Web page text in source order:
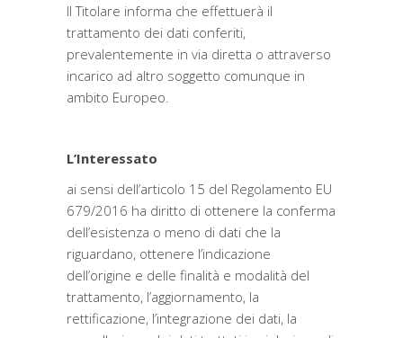
Il Titolare informa che effettuerà il
trattamento dei dati conferiti,
prevalentemente in via diretta o attraverso
incarico ad altro soggetto comunque in
ambito Europeo.
L’Interessato
ai sensi dell’articolo 15 del Regolamento EU
679/2016 ha diritto di ottenere la conferma
dell’esistenza o meno di dati che la
riguardano, ottenere l’indicazione
dell’origine e delle finalità e modalità del
trattamento, l’aggiornamento, la
rettificazione, l’integrazione dei dati, la